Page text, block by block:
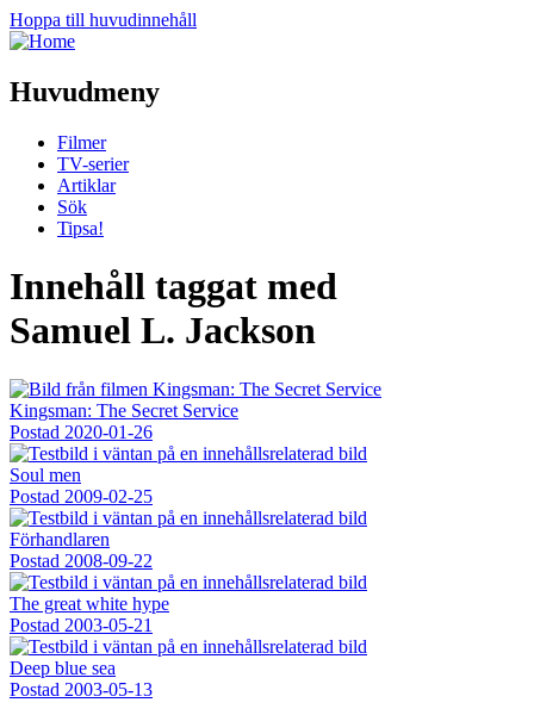
Hoppa till huvudinnehåll
Huvudmeny
Filmer
TV-serier
Artiklar
Sök
Tipsa!
Innehåll taggat med
Samuel L. Jackson
Kingsman: The Secret Service
Postad 2020-01-26
Soul men
Postad 2009-02-25
Förhandlaren
Postad 2008-09-22
The great white hype
Postad 2003-05-21
Deep blue sea
Postad 2003-05-13